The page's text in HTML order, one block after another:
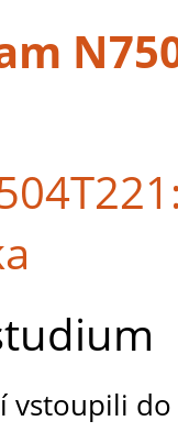
vstoupili